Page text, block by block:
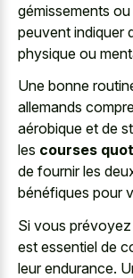
gémissements
peuvent indiquer
physique ou
Une bonne
allemands
aérobique et de
les courses
de fournir les
bénéfiques pour
Si vous
est essentiel de
leur endurance.